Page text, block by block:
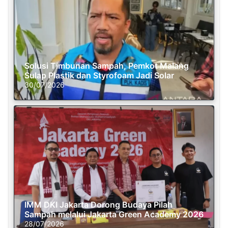
Solusi Timbunan Sampah, Pemkot Malang
Sulap Plastik dan Styrofoam Jadi Solar
30/07/2026
IMM DKI Jakarta Dorong Budaya Pilah
Sampah melalui Jakarta Green Academy 2026
28/07/2026